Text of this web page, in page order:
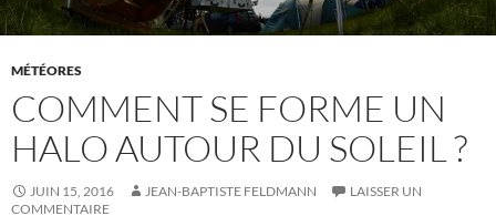
MÉTÉORES
COMMENT SE FORME UN
HALO AUTOUR DU SOLEIL ?
JUIN 15, 2016 JEAN-BAPTISTE FELDMANN
LAISSER UN
COMMENTAIRE